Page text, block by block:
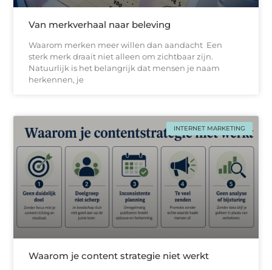
Van merkverhaal naar beleving
Waarom merken meer willen dan aandacht Een
sterk merk draait niet alleen om zichtbaar zijn.
Natuurlijk is het belangrijk dat mensen je naam
herkennen, je
INTERNET MARKETING
Waarom je content strategie niet werkt